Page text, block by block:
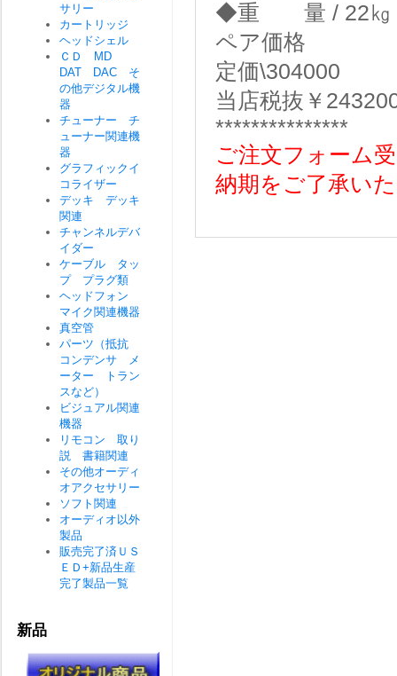
◆重 量 / 22㎏
ペア価格
定価\304000
当店税抜￥
***************
ご注文フォーム
納期をご了承い
サリー
カートリッジ
ヘッドシェル
ＣＤ MD
DAT DAC そ
の他デジタル機
器
チューナー チ
ューナー関連機
器
グラフィックイ
コライザー
デッキ デッキ
関連
チャンネルデバ
イダー
ケーブル タッ
プ プラグ類
ヘッドフォン
マイク関連機器
真空管
パーツ（抵抗
コンデンサ メ
ーター トラン
スなど）
ビジュアル関連
機器
リモコン 取り
説 書籍関連
その他オーディ
オアクセサリー
ソフト関連
オーディオ以外
製品
販売完了済ＵＳ
ＥＤ+新品生産
完了製品一覧
新品